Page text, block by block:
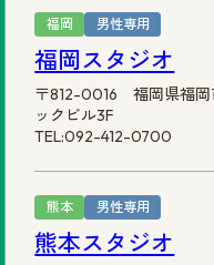
福岡 男性専用
福岡スタジオ
〒812-0016 福岡県福岡
ックビル3F
TEL:092-412-0700
熊本 男性専用
熊本スタジオ